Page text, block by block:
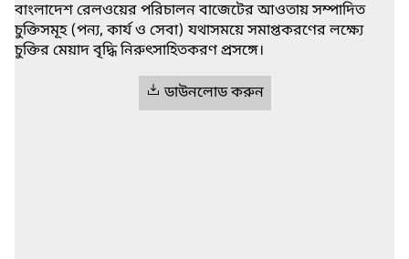
বাংলাদেশ রেলওয়ের পরিচালন বাজেটের আওতায় সম্পাদিত
চুক্তিসমূহ (পন্য, কার্য ও সেবা) যথাসময়ে সমাপ্তকরণের লক্ষ্যে
চুক্তির মেয়াদ বৃদ্ধি নিরুৎসাহিতকরণ প্রসঙ্গে।
ডাউনলোড করুন